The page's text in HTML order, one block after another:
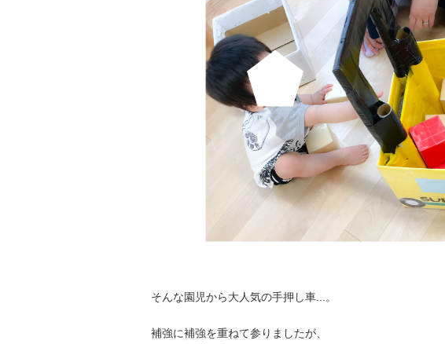
そんな園児から大人気の手押し車...。
補強に補強を重ねて参りましたが、